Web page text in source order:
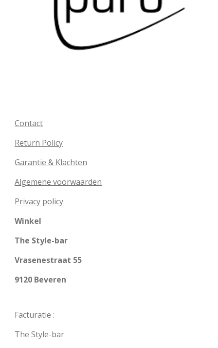
Contact
Return Policy
Garantie & Klachten
Algemene voorwaarden
Privacy policy
Winkel
The Style-bar
Vrasenestraat 55
9120 Beveren
Facturatie :
The Style-bar